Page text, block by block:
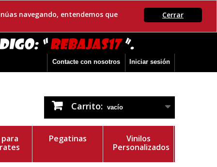
Cerrar
navegando, entendemos que
Iniciar sesión
Contacte con nosotros
Carrito: vacío
Pegatinas
Vinilos
Personalizados